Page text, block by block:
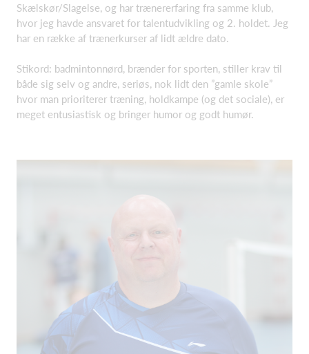
Skælskør/Slagelse, og har trænererfaring fra samme klub,
hvor jeg havde ansvaret for talentudvikling og 2. holdet. Jeg
har en række af trænerkurser af lidt ældre dato.
Stikord: badmintonnørd, brænder for sporten, stiller krav til
både sig selv og andre, seriøs, nok lidt den ”gamle skole”
hvor man prioriterer træning, holdkampe (og det sociale), er
meget entusiastisk og bringer humor og godt humør.